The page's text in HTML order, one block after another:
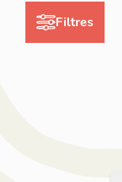
Filtres